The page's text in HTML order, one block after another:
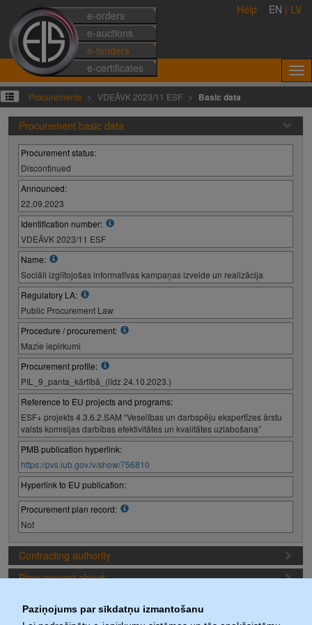
Paziņojums par sīkdatņu izmantošanu
e-orders
e-auctions
e-tenders
e-certificates
Help EN | LV
Procurements VDEĀVK 2023/11 ESF Basic data
Procurement basic data
Procurement status:
Discontinued
Announced:
22.09.2023
Identification number:
VDEĀVK 2023/11 ESF
Name:
Sociāli izglītojošas informatīvas kampaņas izveide un realizācija
Regulatory LA:
Public Procurement Law
Procedure / procurement:
Mazie iepirkumi
Procurement profile:
PIL_9_panta_kārtībā_(līdz 24.10.2023.)
Reference to EU projects and programs:
ESF+ projekts 4.3.6.2.SAM “Veselības un darbspēju ekspertīzes ārstu
valsts komisijas darbības efektivitātes un kvalitātes uzlabošana”
PMB publication hyperlink:
https://pvs.iub.gov.lv/show/756810
Hyperlink to EU publication:
Procurement plan record:
Not
Contracting authority
Procurement object
Procurement deadlines